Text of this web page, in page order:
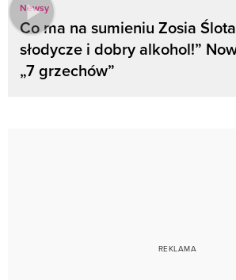
Newsy
Co ma na sumieniu Zosia
słodycze i dobry alkohol!”
„7 grzechów”